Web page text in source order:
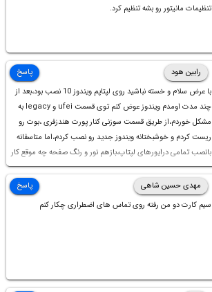
تنظیمات مانیتور رو بشه تنظیم کرد.
رابین هود
با عرض سلام و خسته نباشید روی لپتاپم ویندوز 10 نصب بود،بعد از
چند مدت اومدم ویندوز عوض کنم توی قسمت ufei و legacy به
مشکل خوردم،از طریق قسمت سوزنی کنار پورت هندزفری ،بوت رو
ریست کردم و خوشبختانه ویندوز جدید رو نصب کردم،اما متاسفانه
بانصب تمامی درایورهای لپتاپ،بازهم نور و رنگ صفحه چه موقع کار
چه موقع پخش فیلم مثل سابق نیست(نور زیاده و بی کیفیت)،با
ابدیت کردن کارت گرافیک،کالیبره کردن و غیره هم نور و رنگ درست
نشد (انگار تصویر ماته)، خواهشمند است راهنمایی فرمایید باتشکر
پاسخ
مهدی حسین شاهی
سیم کارت دو من رفته روی تماس های اضطراری چکار کنم
پاسخ